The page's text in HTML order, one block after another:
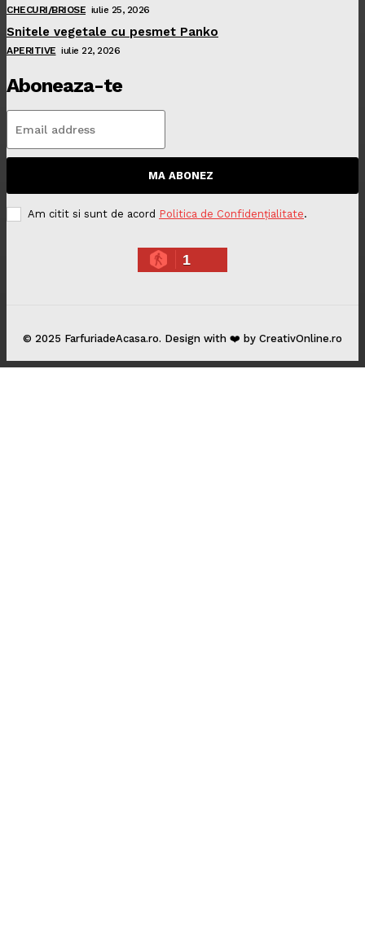
CHECURI/BRIOSE iulie 25, 2026
Snitele vegetale cu pesmet Panko
APERITIVE iulie 22, 2026
Aboneaza-te
MA ABONEZ
Am citit si sunt de acord Politica de Confidențialitate.
1
© 2025 FarfuriadeAcasa.ro. Design with ❤️ by CreativOnline.ro